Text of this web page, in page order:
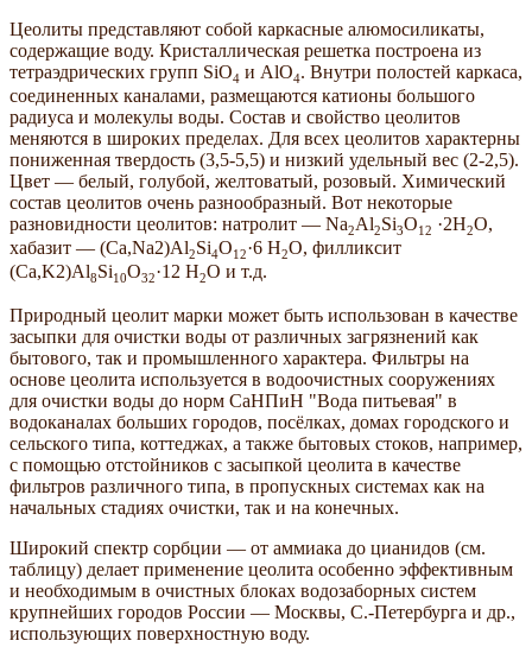
Цеолиты представляют собой каркасные алюмосиликаты,
содержащие воду. Кристаллическая решетка построена из
тетраэдрических групп SiО4 и АlO4. Внутри полостей каркаса,
соединенных каналами, размещаются катионы большого
радиуса и молекулы воды. Состав и свойство цеолитов
меняются в широких пределах. Для всех цеолитов характерны
пониженная твердость (3,5-5,5) и низкий удельный вес (2-2,5).
Цвет — белый, голубой, желтоватый, розовый. Химический
состав цеолитов очень разнообразный. Вот некоторые
разновидности цеолитов: натролит — Na2Al2Si3O12 ·2Н2О,
хабазит — (Са,Na2)Al2Si4O12·6 Н2О, филликсит
(Ca,K2)Al8Si10O32·12 Н2О и т.д.
Природный цеолит марки может быть использован в качестве
засыпки для очистки воды от различных загрязнений как
бытового, так и промышленного характера. Фильтры на
основе цеолита используется в водоочистных сооружениях
для очистки воды до норм СаНПиН "Вода питьевая" в
водоканалах больших городов, посёлках, домах городского и
сельского типа, коттеджах, а также бытовых стоков, например,
с помощью отстойников с засыпкой цеолита в качестве
фильтров различного типа, в пропускных системах как на
начальных стадиях очистки, так и на конечных.
Широкий спектр сорбции — от аммиака до цианидов (см.
таблицу) делает применение цеолита особенно эффективным
и необходимым в очистных блоках водозаборных систем
крупнейших городов России — Москвы, С.-Петербурга и др.,
использующих поверхностную воду.